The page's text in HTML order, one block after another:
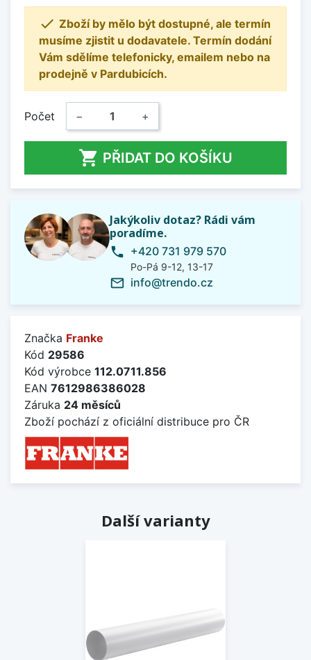
 Zboží by mělo být dostupné, ale termín
musíme zjistit u dodavatele. Termín dodání
Vám sdělíme telefonicky, emailem nebo na
prodejně v Pardubicích.
Počet − +
 PŘIDAT DO KOŠÍKU
Jakýkoliv dotaz? Rádi vám
poradíme.
phone +420 731 979 570
Po-Pá 9-12, 13-17
mail_outline info@trendo.cz
Značka Franke
Kód 29586
Kód výrobce 112.0711.856
EAN 7612986386028
Záruka 24 měsíců
Zboží pochází z oficiální distribuce pro ČR
Další varianty